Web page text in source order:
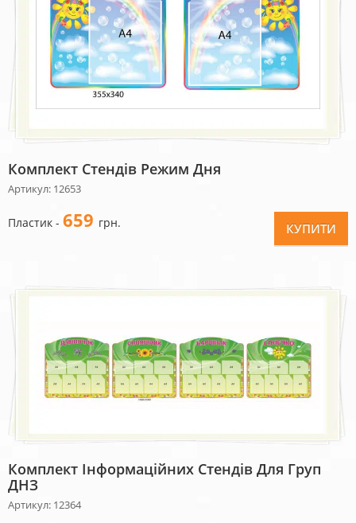
Комплект Стендів Режим Дня
Артикул: 12653
Пластик - 659 грн. КУПИТИ
Комплект Інформаційних Стендів Для Груп
ДНЗ
Артикул: 12364